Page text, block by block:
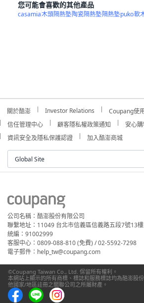
您可能會喜歡的其他產品
casamia木頭隔熱墊陶瓷隔熱墊隔熱墊puko軟
關於酷澎 Investor Relations Coupang使
信任管理中心
顧客隱私權政策通知 安心
資訊安全及隱私保護認證
加入酷澎商城
Global Site
公司名稱：酷澎股份有限公司
聯繫地址：11049 台北市信義區信義路五段7號13
統編：91002999
客服中心：0809-088-810 (免費) / 02-5592-7298
電子郵件：help_tw@coupang.com
©Coupang Taiwan Co., Ltd. 保留所有權利。
本網站上顯示的所有商標、標誌和服務標誌均為酷澎股
他國家/地區註冊之關聯公司之所屬財產。